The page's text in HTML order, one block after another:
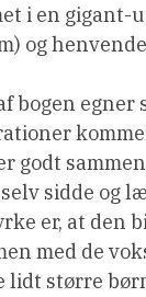
i en gigant-
og
bogen
godt
sidde og
er, at den
med de
større